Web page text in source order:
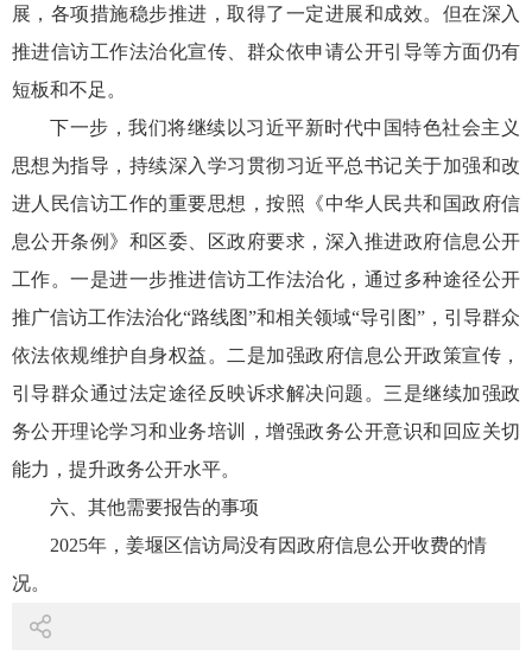
展，各项措施稳步推进，取得了一定进展和成效。但在深入
推进信访工作法治化宣传、群众依申请公开引导等方面仍有
短板和不足。
下一步，我们将继续以习近平新时代中国特色社会主义
思想为指导，持续深入学习贯彻习近平总书记关于加强和改
进人民信访工作的重要思想，按照《中华人民共和国政府信
息公开条例》和区委、区政府要求，深入推进政府信息公开
工作。一是进一步推进信访工作法治化，通过多种途径公开
推广信访工作法治化“路线图”和相关领域“导引图”，引导群众
依法依规维护自身权益。二是加强政府信息公开政策宣传，
引导群众通过法定途径反映诉求解决问题。三是继续加强政
务公开理论学习和业务培训，增强政务公开意识和回应关切
能力，提升政务公开水平。
六、其他需要报告的事项
2025年，姜堰区信访局没有因政府信息公开收费的情
况。